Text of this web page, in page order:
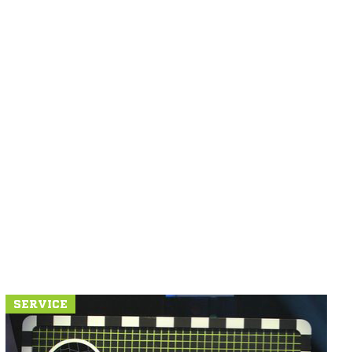
SERVICE